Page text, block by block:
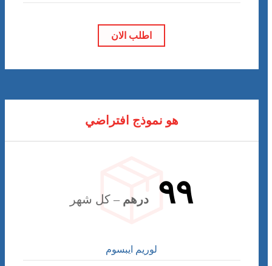
اطلب الان
هو نموذج افتراضي
٩٩ درهم – كل شهر
لوريم ايبسوم